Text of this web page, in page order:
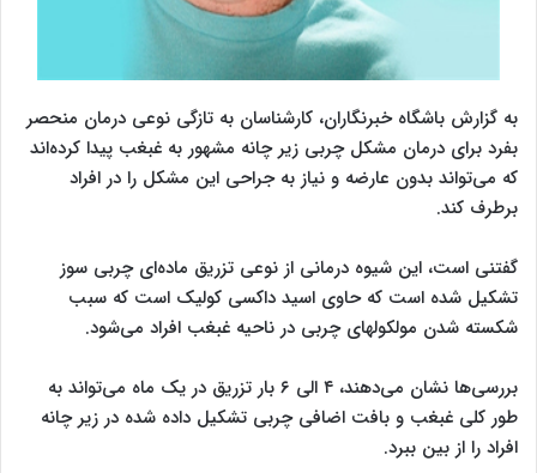
به گزارش باشگاه خبرنگاران، کارشناسان به تازگی نوعی درمان منحصر
بفرد برای درمان مشکل چربی زیر چانه مشهور به غبغب پیدا کرده‌اند
که می‌تواند بدون عارضه و نیاز به جراحی این مشکل را در افراد
برطرف کند.
گفتنی است، این شیوه درمانی از نوعی تزریق ماده‌ای چربی سوز
تشکیل شده است که حاوی اسید داکسی کولیک است که سبب
شکسته شدن مولکولهای چربی در ناحیه غبغب افراد می‌شود.
بررسی‌ها نشان می‌دهند، ۴ الی ۶ بار تزریق در یک ماه می‌تواند به
طور کلی غبغب و بافت اضافی چربی تشکیل داده شده در زیر چانه
افراد را از بین ببرد.